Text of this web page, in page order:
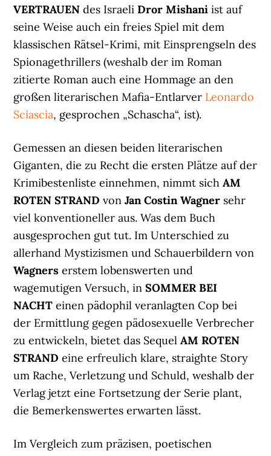
VERTRAUEN des Israeli Dror Mishani ist auf
seine Weise auch ein freies Spiel mit dem
klassischen Rätsel-Krimi, mit Einsprengseln des
Spionagethrillers (weshalb der im Roman
zitierte Roman auch eine Hommage an den
großen literarischen Mafia-Entlarver Leonardo
Sciascia, gesprochen „Schascha“, ist).
Gemessen an diesen beiden literarischen
Giganten, die zu Recht die ersten Plätze auf der
Krimibestenliste einnehmen, nimmt sichAM
ROTEN STRANDvonJan Costin Wagner sehr
viel konventioneller aus. Was dem Buch
ausgesprochen gut tut. Im Unterschied zu
allerhand Mystizismen und Schauerbildern von
Wagners erstem lobenswerten und
wagemutigen Versuch, inSOMMER BEI
NACHT einen pädophil veranlagten Cop bei
der Ermittlung gegen pädosexuelle Verbrecher
zu entwickeln, bietet das SequelAM ROTEN
STRANDeine erfreulich klare, straighte Story
um Rache, Verletzung und Schuld, weshalb der
Verlag jetzt eine Fortsetzung der Serie plant,
die Bemerkenswertes erwarten lässt.
Im Vergleich zum präzisen, poetischen